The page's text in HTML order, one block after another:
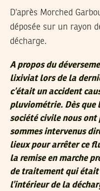
D’après Morched
déposée sur un rayon
décharge.
A propos du
lixiviat lors de la
c’était un accident
pluviométrie. Dès que
société civile nous ont
sommes intervenus
lieux pour arrêter ce
la remise en marche
de traitement qui
l’intérieur de la